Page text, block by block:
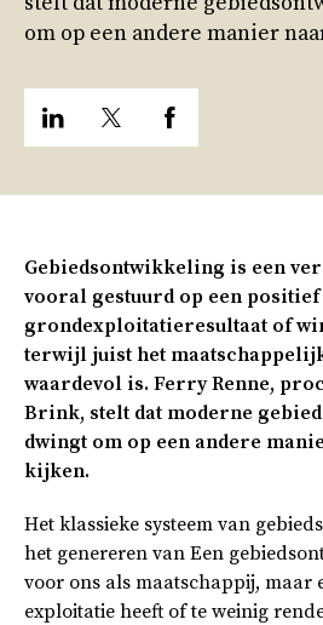
om op een andere manier
Gebiedsontwikkeling is een
vooral gestuurd op een positief
grondexploitatieresultaat of
terwijl juist het
waardevol is. Ferry Renne,
Brink, stelt dat moderne
dwingt om op een andere
kijken.
Het klassieke systeem van
het genereren van Een
voor ons als maatschappij, maar
exploitatie heeft of te weinig